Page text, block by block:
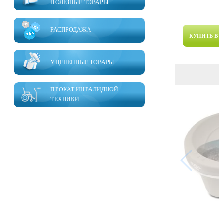
ПОЛЕЗНЫЕ ТОВАРЫ
РАСПРОДАЖА
ПРОКАТ ИНВАЛИДНОЙ
ТЕХНИКИ
УЦЕНЕННЫЕ ТОВАРЫ
КУПИТЬ В